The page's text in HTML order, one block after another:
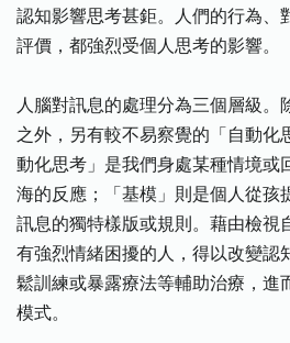
認知影響思考甚鉅。人們的行為、
評價，都強烈受個人思考的影響。
人腦對訊息的處理分為三個層級。
之外，另有較不易察覺的「自動化
動化思考」是我們身處某種情境或
海的反應；「基模」則是個人從孩
訊息的獨特樣版或規則。藉由檢視
有強烈情緒困擾的人，得以改變認
鬆訓練或暴露療法等輔助治療，進
模式。